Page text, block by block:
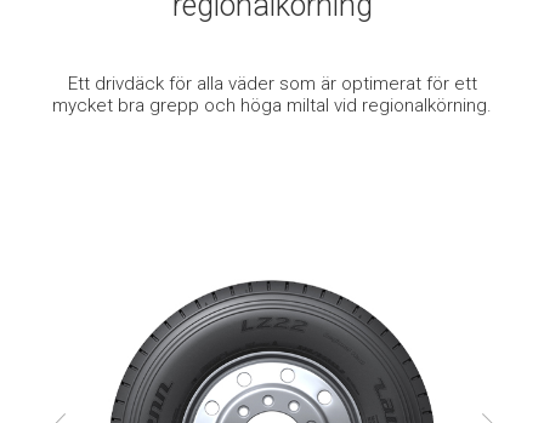
Ett drivdäck för alla väder som är optimerat för ett
mycket bra grepp och höga miltal vid regionalkörning.